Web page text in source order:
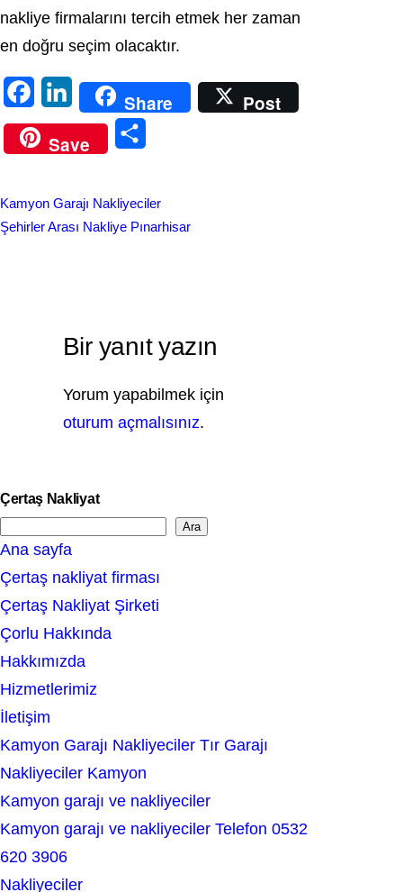
nakliye firmalarını tercih etmek her zaman
en doğru seçim olacaktır.
a
c
i
n
Share
Post
Save
r
Kamyon Garajı Nakliyeciler
Şehirler Arası Nakliye Pınarhisar
Bir yanıt yazın
Yorum yapabilmek için
oturum açmalısınız.
Çertaş Nakliyat
e
a
r
c
h
Ara
Ana sayfa
Çertaş nakliyat firması
Çertaş Nakliyat Şirketi
Çorlu Hakkında
Hakkımızda
Hizmetlerimiz
İletişim
Kamyon Garajı Nakliyeciler Tır Garajı
Nakliyeciler Kamyon
Kamyon garajı ve nakliyeciler
Kamyon garajı ve nakliyeciler Telefon 0532
620 3906
Nakliyeciler